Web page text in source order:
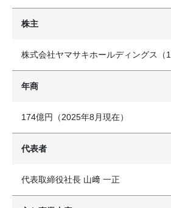
株主
株式会社ヤマサキホールディングス（
年商
174億円（2025年8月現在）
代表者
代表取締役社長 山﨑 一正